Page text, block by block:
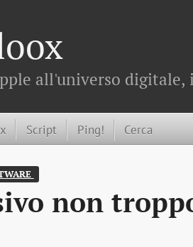
all'universo
Script Ping! Cerca
non